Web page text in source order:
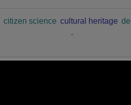
citizen science cultural heritage de
-